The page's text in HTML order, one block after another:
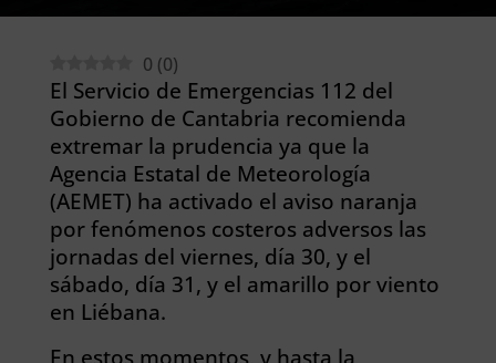
0 (0)
El Servicio de Emergencias 112 del
Gobierno de Cantabria recomienda
extremar la prudencia ya que la
Agencia Estatal de Meteorología
(AEMET) ha activado el aviso naranja
por fenómenos costeros adversos las
jornadas del viernes, día 30, y el
sábado, día 31, y el amarillo por viento
en Liébana.
En estos momentos, y hasta la